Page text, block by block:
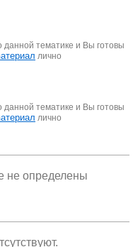
тематике и Вы готовы
лично
тематике и Вы готовы
лично
не определены